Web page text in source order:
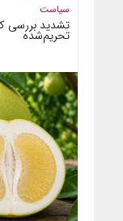
سیاست
تشدید بررسی
تحریم‌شده